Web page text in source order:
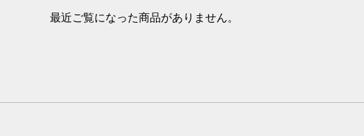
最近ご覧になった商品がありません。